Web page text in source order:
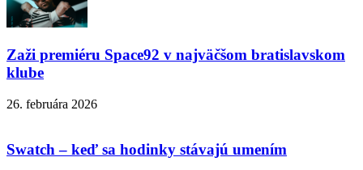
Zaži premiéru Space92 v najväčšom bratislavskom
klube
26. februára 2026
Swatch – keď sa hodinky stávajú umením